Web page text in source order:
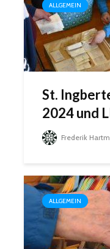
ALLGEMEIN
St.
2024 und
Frederik
ALLGEMEIN